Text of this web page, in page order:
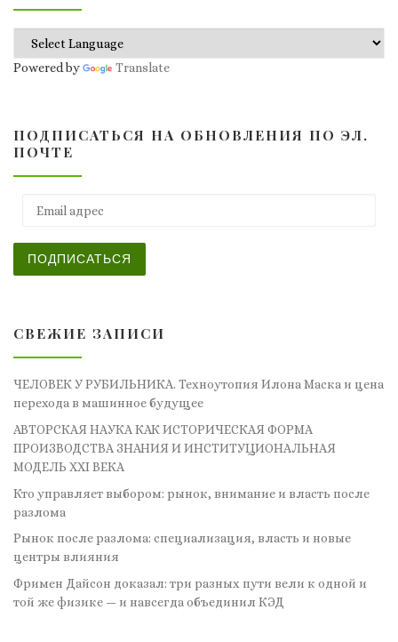
Powered by Translate
ПОДПИСАТЬСЯ НА ОБНОВЛЕНИЯ ПО ЭЛ.
ПОЧТЕ
ПОДПИСАТЬСЯ
СВЕЖИЕ ЗАПИСИ
ЧЕЛОВЕК У РУБИЛЬНИКА. Техноутопия Илона Маска и цена
перехода в машинное будущее
АВТОРСКАЯ НАУКА КАК ИСТОРИЧЕСКАЯ ФОРМА
ПРОИЗВОДСТВА ЗНАНИЯ И ИНСТИТУЦИОНАЛЬНАЯ
МОДЕЛЬ XXI ВЕКА
Кто управляет выбором: рынок, внимание и власть после
разлома
Рынок после разлома: специализация, власть и новые
центры влияния
Фримен Дайсон доказал: три разных пути вели к одной и
той же физике — и навсегда объединил КЭД